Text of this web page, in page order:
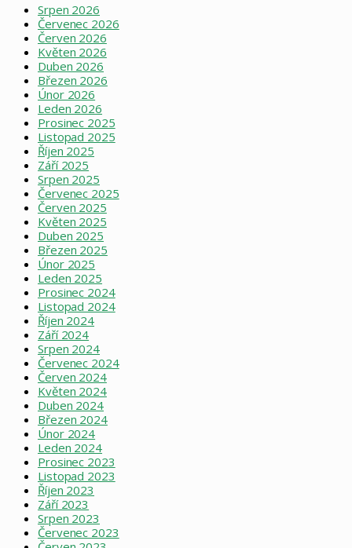
Srpen 2026
Červenec 2026
Červen 2026
Květen 2026
Duben 2026
Březen 2026
Únor 2026
Leden 2026
Prosinec 2025
Listopad 2025
Říjen 2025
Září 2025
Srpen 2025
Červenec 2025
Červen 2025
Květen 2025
Duben 2025
Březen 2025
Únor 2025
Leden 2025
Prosinec 2024
Listopad 2024
Říjen 2024
Září 2024
Srpen 2024
Červenec 2024
Červen 2024
Květen 2024
Duben 2024
Březen 2024
Únor 2024
Leden 2024
Prosinec 2023
Listopad 2023
Říjen 2023
Září 2023
Srpen 2023
Červenec 2023